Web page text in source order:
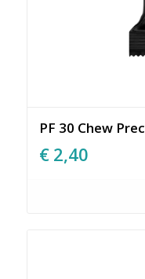
PF 30 Chew
€ 2,40